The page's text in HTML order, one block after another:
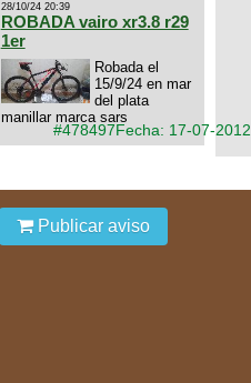
#478497Fecha: 17-07-2012
28/10/24 20:39
ROBADA vairo xr3.8 r29
1er
Robada el
15/9/24 en mar
del plata
manillar marca sars
Publicar aviso